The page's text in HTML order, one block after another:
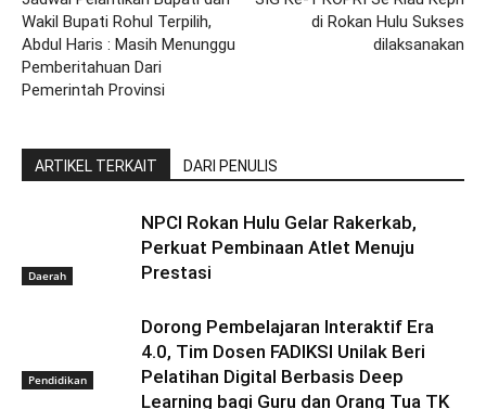
Wakil Bupati Rohul Terpilih,
Abdul Haris : Masih Menunggu
Pemberitahuan Dari
Pemerintah Provinsi
di Rokan Hulu Sukses
dilaksanakan
ARTIKEL TERKAIT DARI PENULIS
Daerah
NPCI Rokan Hulu Gelar Rakerkab,
Perkuat Pembinaan Atlet Menuju
Prestasi
Pendidikan
Dorong Pembelajaran Interaktif Era
4.0, Tim Dosen FADIKSI Unilak Beri
Pelatihan Digital Berbasis Deep
Learning bagi Guru dan Orang Tua TK